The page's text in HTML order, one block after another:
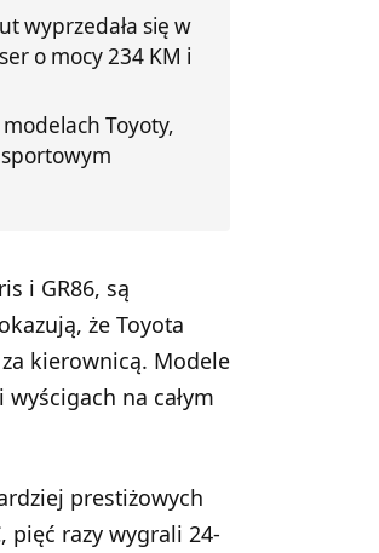
wyprzedała się w
o mocy 234 KM i
Toyoty,
sportowym
i GR86, są
że Toyota
kierownicą. Modele
na całym
prestiżowych
pięć razy wygrali 24-